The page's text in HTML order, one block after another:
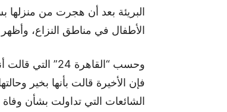
البريئة بعد أن هجرت من منزلها
الأطفال في مناطق النزاع، وأظهر
وحسب “القاهرة
فإن الأخيرة قالت بأنها بخير
الشائعات التي تداولت بشأن